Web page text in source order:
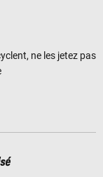
ne les jetez pas